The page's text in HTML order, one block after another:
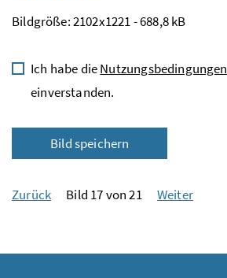
Bildgröße: 2102x1221 - 688,8 kB
Ich habe dieNutzungsbedingungen
einverstanden.
Bild speichern
Zurück Bild 17 von 21 Weiter